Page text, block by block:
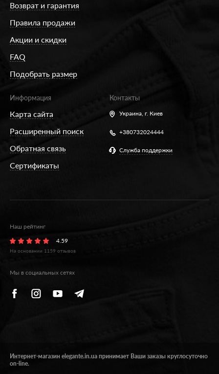
Возврат и гарантия
Правила продажи
Акции и скидки
FAQ
Подобрать размер
Информация
Карта сайта
Расширенный поиск
Обратная связь
Сертификаты
Контакты
Украина, г. Киев
+380732024444
Служба поддержки
Наш рейтинг
4.59
На основании 1159 отзывов
Мы в социальных сетях
Интернет-магазин elegante.in.ua принимает Ваши заказы круглосуточно
on-line.